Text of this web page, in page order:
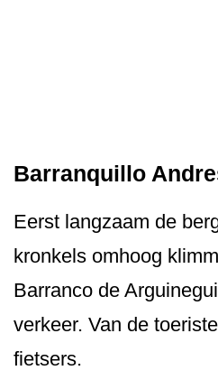
Barranquillo
Eerst langzaam de
kronkels omhoog
Barranco de
verkeer. Van de
fietsers.